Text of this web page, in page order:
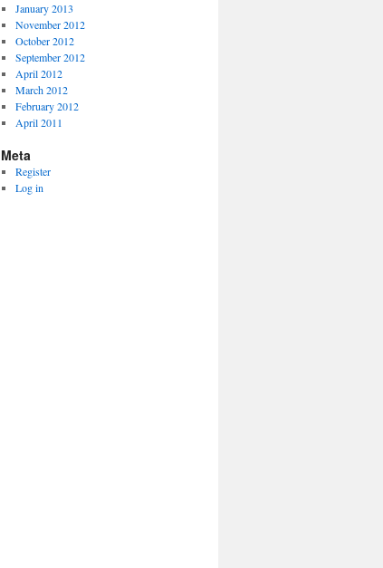
January 2013
November 2012
October 2012
September 2012
April 2012
March 2012
February 2012
April 2011
Meta
Register
Log in